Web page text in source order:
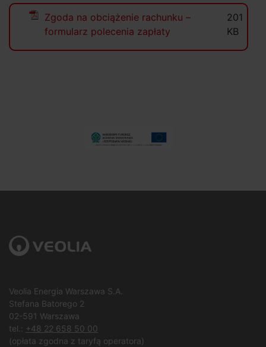
Zgoda na obciążenie rachunku –
formularz polecenia zapłaty
201
KB
Veolia Energia Warszawa S.A.
Stefana Batorego 2
02-591 Warszawa
tel.: +48 22 658 50 00
(opłata zgodna z taryfą operatora)